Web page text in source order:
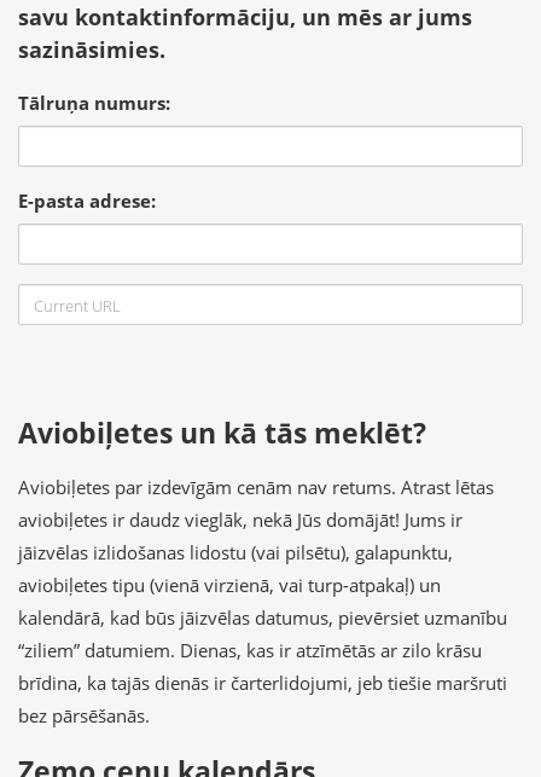
savu kontaktinformāciju, un mēs ar jums
sazināsimies.
Tālruņa numurs:
E-pasta adrese:
Aviobiļetes un kā tās meklēt?
Aviobiļetes par izdevīgām cenām nav retums. Atrast lētas
aviobiļetes ir daudz vieglāk, nekā Jūs domājāt! Jums ir
jāizvēlas izlidošanas lidostu (vai pilsētu), galapunktu,
aviobiļetes tipu (vienā virzienā, vai turp-atpakaļ) un
kalendārā, kad būs jāizvēlas datumus, pievērsiet uzmanību
“ziliem” datumiem. Dienas, kas ir atzīmētās ar zilo krāsu
brīdina, ka tajās dienās ir čarterlidojumi, jeb tiešie maršruti
bez pārsēšanās.